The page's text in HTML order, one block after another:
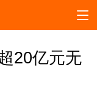
20亿元无